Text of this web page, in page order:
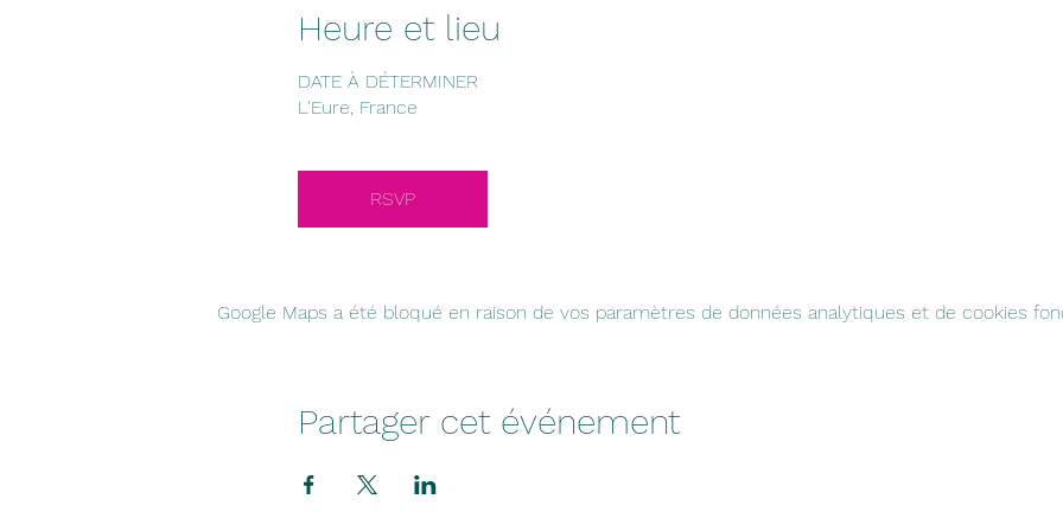
Heure et lieu
DATE À DÉTERMINER
L'Eure, France
RSVP
Google Maps a été bloqué en raison de vos paramètres de données analytiques et de cookies
Partager cet événement